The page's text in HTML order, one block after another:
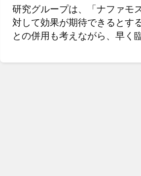
研究グループは、「ナファモ
対して効果が期待できるとす
との併用も考えながら、早く